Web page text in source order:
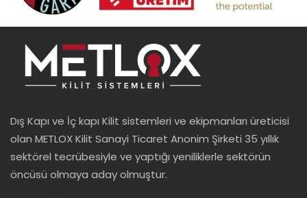
Dış Kapı ve İç kapı Kilit sistemleri ve ekipmanları üreticisi
olan METLOX Kilit Sanayi Ticaret Anonim Şirketi 35 yıllık
sektörel tecrübesiyle ve yaptığı yeniliklerle sektörün
öncüsü olmaya aday olmuştur.